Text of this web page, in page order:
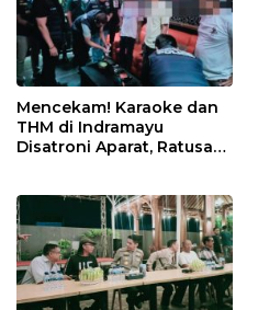
Mencekam! Karaoke dan
THM di Indramayu
Disatroni Aparat, Ratusan